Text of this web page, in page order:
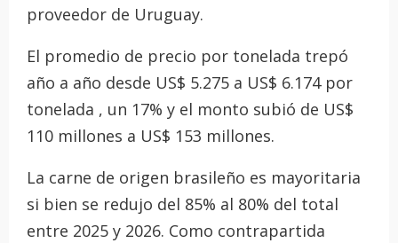
proveedor de Uruguay.
El promedio de precio por tonelada trepó
año a año desde US$ 5.275 a US$ 6.174 por
tonelada , un 17% y el monto subió de US$
110 millones a US$ 153 millones.
La carne de origen brasileño es mayoritaria
si bien se redujo del 85% al 80% del total
entre 2025 y 2026. Como contrapartida